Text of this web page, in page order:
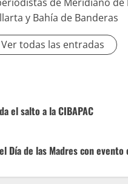
y Bahía de Banderas
Ver todas las entradas
el salto a la CIBAPAC
Día de las Madres con evento